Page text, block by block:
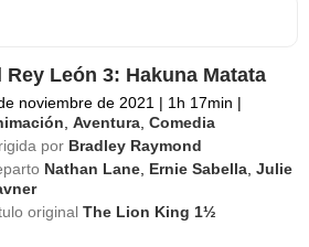
Rey León 3: Hakuna Matata
noviembre de 2021 | 1h 17min |
,Aventura ,Comedia
por Bradley Raymond
Nathan Lane Ernie Sabella ,Julie
originalThe Lion King 1½